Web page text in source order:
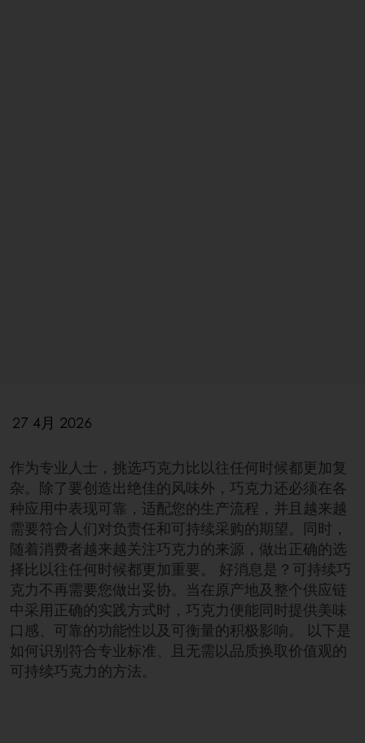
27 4月 2026
作为专业人士，挑选巧克力比以往任何时候都更加复
杂。除了要创造出绝佳的风味外，巧克力还必须在各
种应用中表现可靠，适配您的生产流程，并且越来越
需要符合人们对负责任和可持续采购的期望。同时，
随着消费者越来越关注巧克力的来源，做出正确的选
择比以往任何时候都更加重要。 好消息是？可持续巧
克力不再需要您做出妥协。当在原产地及整个供应链
中采用正确的实践方式时，巧克力便能同时提供美味
口感、可靠的功能性以及可衡量的积极影响。 以下是
如何识别符合专业标准、且无需以品质换取价值观的
可持续巧克力的方法。